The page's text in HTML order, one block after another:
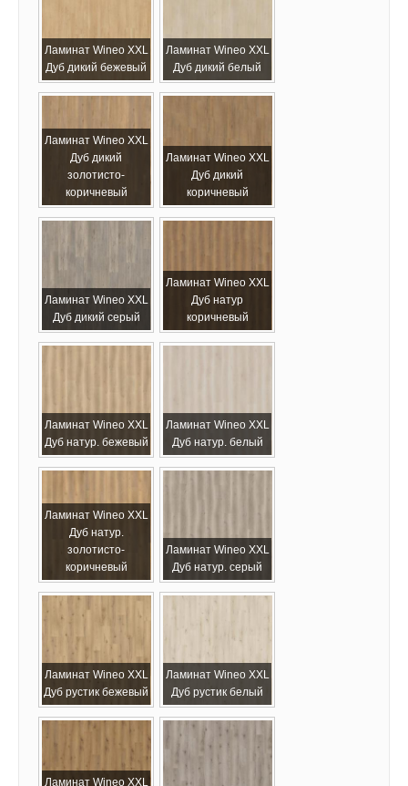
Ламинат Wineo XХL
Дуб дикий бежевый
Ламинат Wineo XХL
Дуб дикий белый
Ламинат Wineo XХL
Дуб дикий
золотисто-
коричневый
Ламинат Wineo XХL
Дуб дикий
коричневый
Ламинат Wineo XХL
Дуб дикий серый
Ламинат Wineo XХL
Дуб натур
коричневый
Ламинат Wineo XХL
Дуб натур. бежевый
Ламинат Wineo XХL
Дуб натур. белый
Ламинат Wineo XХL
Дуб натур.
золотисто-
коричневый
Ламинат Wineo XХL
Дуб натур. серый
Ламинат Wineo XХL
Дуб рустик бежевый
Ламинат Wineo XХL
Дуб рустик белый
Ламинат Wineo XХL